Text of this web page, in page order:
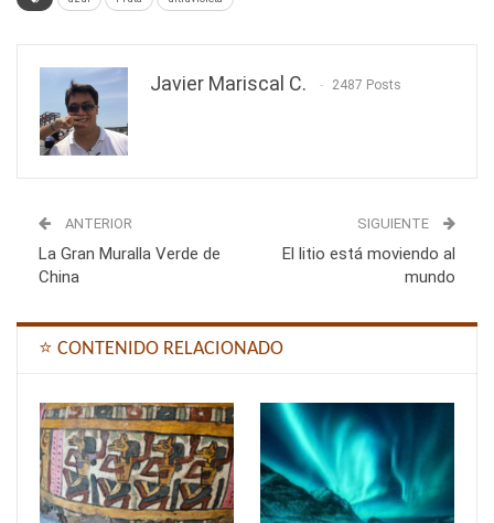
Javier Mariscal C. 2487 Posts
ANTERIOR
La Gran Muralla Verde de
China
SIGUIENTE
El litio está moviendo al
mundo
⭐ CONTENIDO RELACIONADO